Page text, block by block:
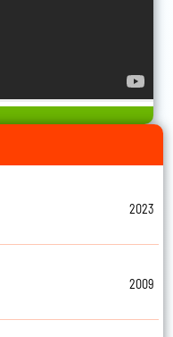
2023
2009